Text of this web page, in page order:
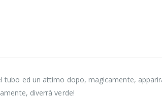
ed un attimo dopo, magicamente,
diverrà verde!